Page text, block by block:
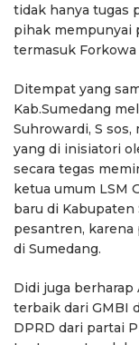
tidak hanya tugas
pihak mempunyai
termasuk Forkowa
Ditempat yang
Kab.Sumedang
Suhrowardi, S
yang di inisiatori
secara tegas
ketua umum LSM
baru di
pesantren, karena
di Sumedang.
Didi juga berharap
terbaik dari GMBI
DPRD dari partai